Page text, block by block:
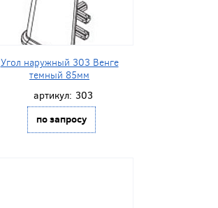
Угол наружный 303 Венге
темный 85мм
артикул: 303
по запросу